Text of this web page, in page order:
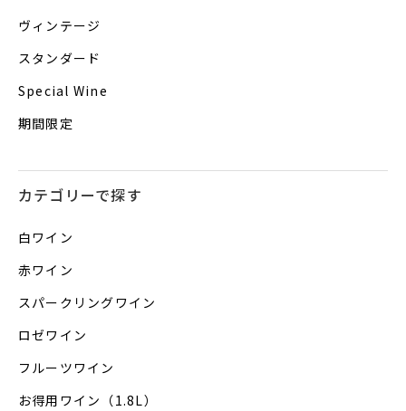
ヴィンテージ
スタンダード
Special Wine
期間限定
カテゴリーで探す
白ワイン
赤ワイン
スパークリングワイン
ロゼワイン
フルーツワイン
お得用ワイン（1.8L）